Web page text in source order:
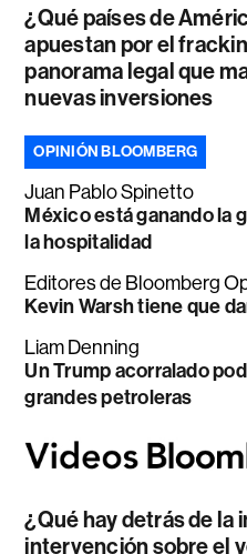
¿Qué países de
apuestan por el
panorama legal que
nuevas inversiones
OPINIÓN BLOOMBERG
Juan Pablo Spinetto
México está ganando la
la hospitalidad
Editores de Bloomberg
Kevin Warsh tiene que
Liam Denning
Un Trump acorralado
grandes petroleras
¿Qué hay detrás de la
intervención sobre el